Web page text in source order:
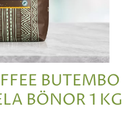
BUTEMBO
BÖNOR 1 KG